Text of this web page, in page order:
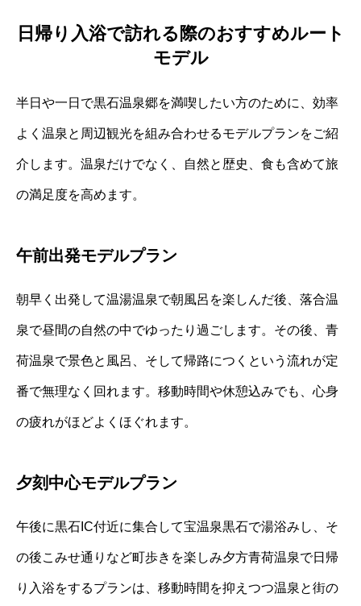
日帰り入浴で訪れる際のおすすめルート
モデル
半日や一日で黒石温泉郷を満喫したい方のために、効率
よく温泉と周辺観光を組み合わせるモデルプランをご紹
介します。温泉だけでなく、自然と歴史、食も含めて旅
の満足度を高めます。
午前出発モデルプラン
朝早く出発して温湯温泉で朝風呂を楽しんだ後、落合温
泉で昼間の自然の中でゆったり過ごします。その後、青
荷温泉で景色と風呂、そして帰路につくという流れが定
番で無理なく回れます。移動時間や休憩込みでも、心身
の疲れがほどよくほぐれます。
夕刻中心モデルプラン
午後に黒石IC付近に集合して宝温泉黒石で湯浴みし、そ
の後こみせ通りなど町歩きを楽しみ夕方青荷温泉で日帰
り入浴をするプランは、移動時間を抑えつつ温泉と街の